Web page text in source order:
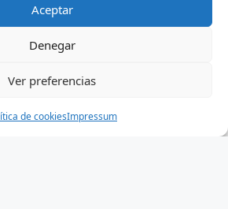
Aceptar
Denegar
Ver preferencias
de cookiesImpressum